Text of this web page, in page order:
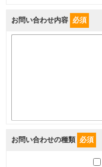
お問い合わせ内容 必須
お問い合わせの種類 必須